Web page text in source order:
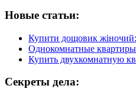
Новые статьи:
Купити дощовик жіночий:
Однокомнатные
Купить двухкомнатную
Секреты дела: